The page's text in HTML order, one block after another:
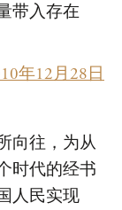
带入存在
年12月28日
向往，为从
时代的经书
人民实现